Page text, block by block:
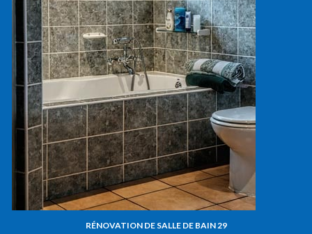
RÉNOVATION DE SALLE DE BAIN 29